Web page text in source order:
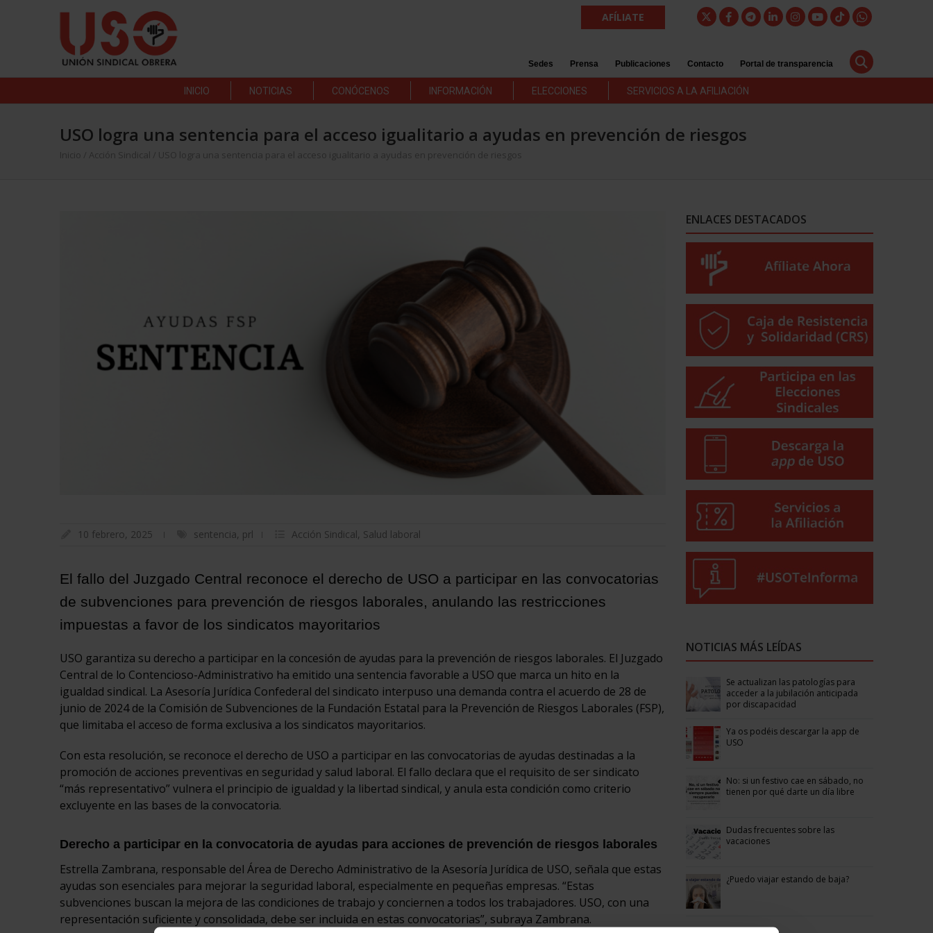
AFÍLIATE
Sedes Prensa Publicaciones Contacto Portal de transparencia
INICIO NOTICIAS CONÓCENOS INFORMACIÓN ELECCIONES SERVICIOS A LA AFILIACIÓN
USO logra una sentencia para el acceso igualitario a ayudas en prevención de riesgos
Inicio Acción Sindical USO logra una sentencia para el acceso igualitario a ayudas en prevención de riesgos
10 febrero, 2025 sentencia, prl Acción Sindical, Salud laboral
El fallo del Juzgado Central reconoce el derecho de USO a participar en las convocatorias
de subvenciones para prevención de riesgos laborales, anulando las restricciones
impuestas a favor de los sindicatos mayoritarios
USO garantiza su derecho a participar en la concesión de ayudas para la prevención de riesgos laborales. El Juzgado
Central de lo Contencioso-Administrativo ha emitido una sentencia favorable a USO que marca un hito en la
igualdad sindical. La Asesoría Jurídica Confederal del sindicato interpuso una demanda contra el acuerdo de 28 de
junio de 2024 de la Comisión de Subvenciones de la Fundación Estatal para la Prevención de Riesgos Laborales (FSP),
que limitaba el acceso de forma exclusiva a los sindicatos mayoritarios.
Con esta resolución, se reconoce el derecho de USO a participar en las convocatorias de ayudas destinadas a la
promoción de acciones preventivas en seguridad y salud laboral. El fallo declara que el requisito de ser sindicato
“más representativo” vulnera el principio de igualdad y la libertad sindical, y anula esta condición como criterio
excluyente en las bases de la convocatoria.
Derecho a participar en la convocatoria de ayudas para acciones de prevención de riesgos laborales
Estrella Zambrana, responsable del Área de Derecho Administrativo de la Asesoría Jurídica de USO, señala que estas
ayudas son esenciales para mejorar la seguridad laboral, especialmente en pequeñas empresas. “Estas
subvenciones buscan la mejora de las condiciones de trabajo y conciernen a todos los trabajadores. USO, con una
representación suficiente y consolidada, debe ser incluida en estas convocatorias”, subraya Zambrana.
ENLACES DESTACADOS
NOTICIAS MÁS LEÍDAS
Se actualizan las patologías para
acceder a la jubilación anticipada
por discapacidad
Ya os podéis descargar la app de
USO
No: si un festivo cae en sábado, no
tienen por qué darte un día libre
Dudas frecuentes sobre las
vacaciones
¿Puedo viajar estando de baja?